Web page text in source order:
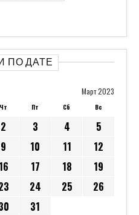
ПО ДАТЕ
Март 2023
Чт Пт Сб Вс
2 3 4
5
9 10 11
12
16 17 18
19
24 25
26
31